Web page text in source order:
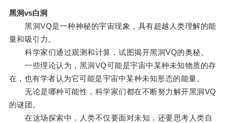
黑洞vs白洞
黑洞VQ是一种神秘的宇宙现象，具有超越人类理解的能
量和吸引力。
科学家们通过观测和计算，试图揭开黑洞VQ的奥秘。
一些理论认为，黑洞VQ可能是宇宙中某种未知物质的存
在，也有学者认为它可能是宇宙中某种未知形态的能量。
无论是哪种可能性，科学家们都在不断努力解开黑洞VQ
的谜团。
在这场探索中，人类不仅要面对未知，还要思考人类自